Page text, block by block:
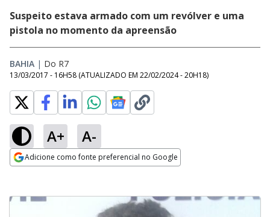
Suspeito estava armado com um revólver e uma
pistola no momento da apreensão
BAHIA | Do R7
13/03/2017 - 16H58 (ATUALIZADO EM 22/02/2024 - 20H18)
A+ A-
Adicione como fonte preferencial no Google